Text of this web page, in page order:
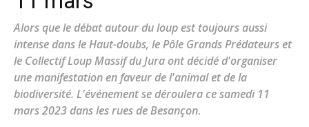
Alors que le débat autour du loup est toujours aussi
intense dans le Haut-doubs, le Pôle Grands Prédateurs et
le Collectif Loup Massif du Jura ont décidé d'organiser
une manifestation en faveur de l'animal et de la
biodiversité. L'événement se déroulera ce samedi 11
mars 2023 dans les rues de Besançon.